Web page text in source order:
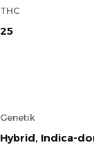
THC
25
Genetik
Hybrid, Indica-